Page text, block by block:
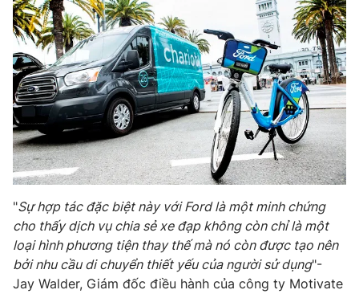
THỜI BÁO VTV
Theo dõi báo trên
Cơ quan chủ quản:Đài Truyền hình Việt Nam
Cơ quan báo chí:Thời báo VTV
Giấy phép hoạt động báo in và báo điện tử số 483/GP-BTTTT
cấp ngày 29/12/2023
Tổng Biên tập:Vũ Thanh Thủy
"Sự hợp tác đặc biệt này với Ford là một minh chứng
cho thấy dịch vụ chia sẻ xe đạp không còn chỉ là một
loại hình phương tiện thay thế mà nó còn được tạo nên
bởi nhu cầu di chuyển thiết yếu của người sử dụng"-
Jay Walder, Giám đốc điều hành của công ty Motivate